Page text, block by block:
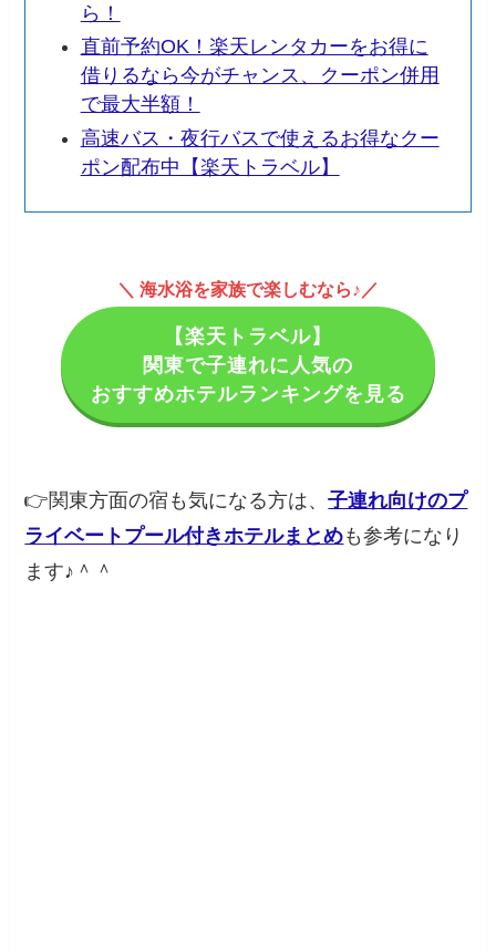
ら！
直前予約OK！楽天レンタカーをお得に
借りるなら今がチャンス、クーポン併用
で最大半額！
高速バス・夜行バスで使えるお得なクー
ポン配布中【楽天トラベル】
＼ 海水浴を家族で楽しむなら♪ ／
【楽天トラベル】
関東で子連れに人気の
おすすめホテルランキングを見る
👉関東方面の宿も気になる方は、子連れ向けのプ
ライベートプール付きホテルまとめも参考になり
ます♪＾＾